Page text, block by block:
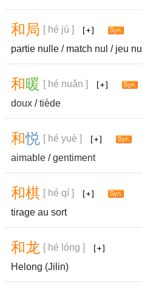
和 局 [ hé jú ]
partie nulle / match nul / jeu nul
和 暖 [ hé nuǎn ]
doux /tiède
和悦 [ hé yuè ]
aimable /gentiment
和棋 [ hé qí ]
tirage au sort
和龙 [ hé lóng ]
Helong (Jilin)